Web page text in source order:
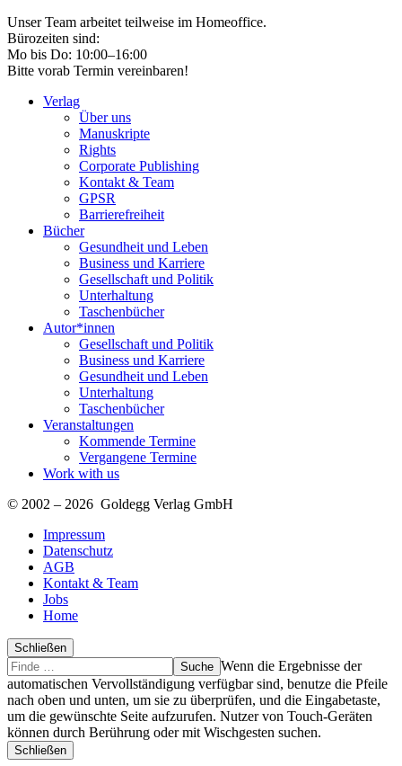
Unser Team arbeitet teilweise im Homeoffice.
Bürozeiten sind:
Mo bis Do: 10:00–16:00
Bitte vorab Termin vereinbaren!
Verlag
Über uns
Manuskripte
Rights
Corporate Publishing
Kontakt & Team
GPSR
Barrierefreiheit
Bücher
Gesundheit und Leben
Business und Karriere
Gesellschaft und Politik
Unterhaltung
Taschenbücher
Autor*innen
Gesellschaft und Politik
Business und Karriere
Gesundheit und Leben
Unterhaltung
Taschenbücher
Veranstaltungen
Kommende Termine
Vergangene Termine
Work with us
© 2002 – 2026 Goldegg Verlag GmbH
Impressum
Datenschutz
AGB
Kontakt & Team
Jobs
Home
Schließen
Suche
Finde
…
Wenn die Ergebnisse der
automatischen Vervollständigung verfügbar sind, benutze die Pfeile
nach oben und unten, um sie zu überprüfen, und die Eingabetaste,
um die gewünschte Seite aufzurufen. Nutzer von Touch-Geräten
können durch Berührung oder mit Wischgesten suchen.
Schließen